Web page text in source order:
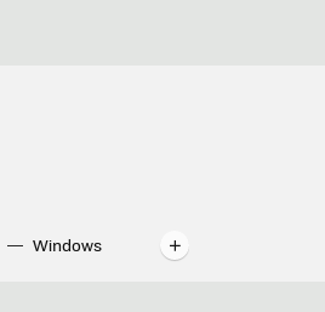
Windows